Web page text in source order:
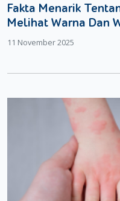
Fakta Menarik
Melihat Warna Dan
11 November 2025